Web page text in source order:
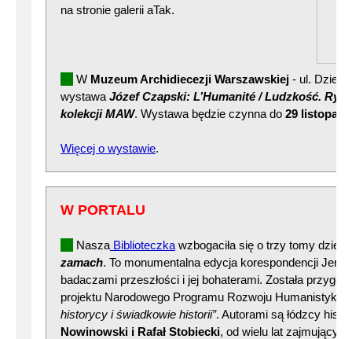
na stronie galerii aTak.
W Muzeum Archidiecezji Warszawskiej - ul.
wystawa Józef Czapski: L’Humanité / Ludzkość.
kolekcji MAW. Wystawa będzie czynna do 29
Więcej o wystawie.
W PORTALU
Nasza Biblioteczka wzbogaciła się o trzy tomy dzieła
zamach. To monumentalna edycja korespondencji
badaczami przeszłości i jej bohaterami. Została
projektu Narodowego Programu Rozwoju Humanistyki
historycy i świadkowie historii”. Autorami są łódzcy
Nowinowski i Rafał Stobiecki, od wielu lat zajmujący